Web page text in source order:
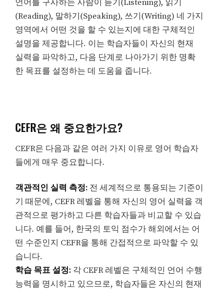
언어를 구사하는 사람이 듣기(Listening), 읽기
(Reading), 말하기(Speaking), 쓰기(Writing) 네 가지
영역에서 어떤 것을 할 수 있는지에 대한 구체적인
설명을 제공합니다. 이는 학습자들이 자신의 현재
실력을 파악하고, 다음 단계로 나아가기 위한 명확
한 목표를 설정하는 데 도움을 줍니다.
CEFR은 왜 중요한가요?
CEFR은 다음과 같은 여러 가지 이유로 영어 학습자
들에게 매우 중요합니다.
객관적인 실력 측정: 전 세계적으로 통용되는 기준이
기 때문에, CEFR 레벨을 통해 자신의 영어 실력을 객
관적으로 평가하고 다른 학습자들과 비교할 수 있습
니다. 예를 들어, 한국의 토익 점수가 해외에서는 어
떤 수준인지 CEFR을 통해 간접적으로 파악할 수 있
습니다.
학습 목표 설정: 각 CEFR 레벨은 구체적인 언어 수행
능력을 명시하고 있으므로, 학습자들은 자신의 현재